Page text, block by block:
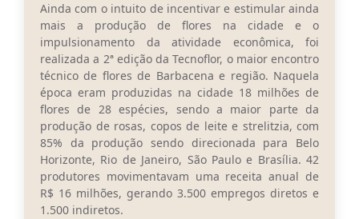
Emprega Barbacena
Plano Municipal de Saneamento Básico
Regularização de bairros
Carta de Serviços
Arquivos para Download
Legislação
Telefones Úteis
Ainda com o intuito de incentivar e estimular ainda
mais a produção de flores na cidade e o
impulsionamento da atividade econômica, foi
realizada a 2ª edição da Tecnoflor, o maior encontro
técnico de flores de Barbacena e região. Naquela
época eram produzidas na cidade 18 milhões de
flores de 28 espécies, sendo a maior parte da
produção de rosas, copos de leite e strelitzia, com
85% da produção sendo direcionada para Belo
Horizonte, Rio de Janeiro, São Paulo e Brasília. 42
produtores movimentavam uma receita anual de
R$ 16 milhões, gerando 3.500 empregos diretos e
1.500 indiretos.